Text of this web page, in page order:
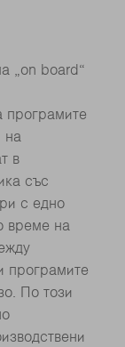
„on board“
програмите
на
в
със
с едно
време на
програмите
По този